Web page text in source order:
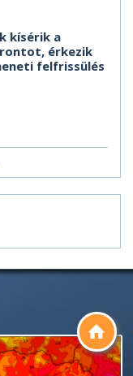

kísérik a
érkezik
felfrissülés